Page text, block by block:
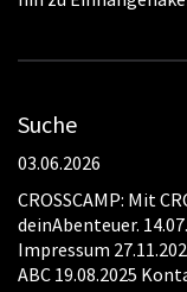
Suche
03.06.2026
CROSSCAMP: Mit
deinAbenteuer.
Impressum
ABC 19.08.2025